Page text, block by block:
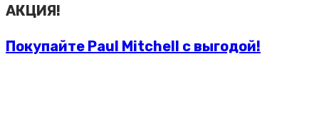
АКЦИЯ!
Покупайте Paul Mitchell с выгодой!